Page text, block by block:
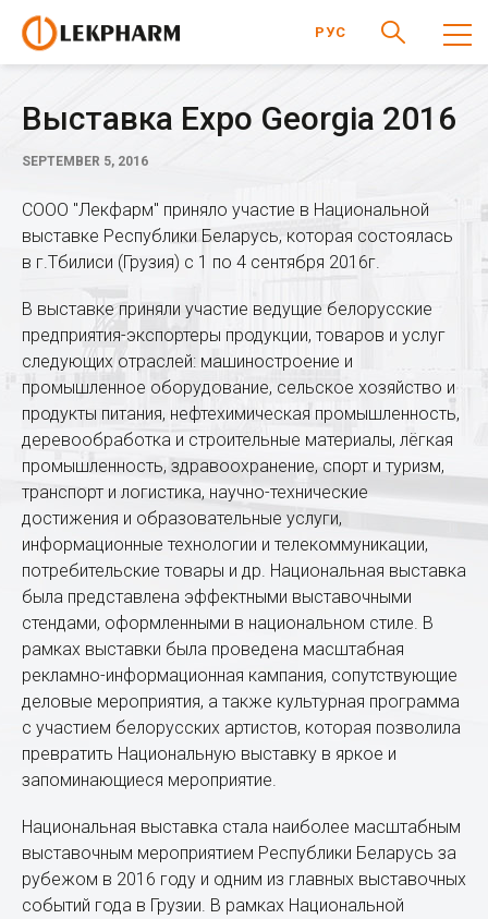
РУС
Выставка Expo Georgia 2016
SEPTEMBER 5, 2016
СООО "Лекфарм" приняло участие в Национальной
выставке Республики Беларусь, которая состоялась
в г.Тбилиси (Грузия) с 1 по 4 сентября 2016г.
В выставке приняли участие ведущие белорусские
предприятия-экспортеры продукции, товаров и услуг
следующих отраслей: машиностроение и
промышленное оборудование, сельское хозяйство и
продукты питания, нефтехимическая промышленность,
деревообработка и строительные материалы, лёгкая
промышленность, здравоохранение, спорт и туризм,
транспорт и логистика, научно-технические
достижения и образовательные услуги,
информационные технологии и телекоммуникации,
потребительские товары и др. Национальная выставка
была представлена эффектными выставочными
стендами, оформленными в национальном стиле. В
рамках выставки была проведена масштабная
рекламно-информационная кампания, сопутствующие
деловые мероприятия, а также культурная программа
с участием белорусских артистов, которая позволила
превратить Национальную выставку в яркое и
запоминающиеся мероприятие.
Национальная выставка стала наиболее масштабным
выставочным мероприятием Республики Беларусь за
рубежом в 2016 году и одним из главных выставочных
событий года в Грузии. В рамках Национальной